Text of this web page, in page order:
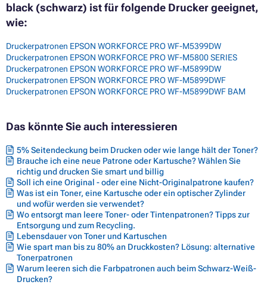
black (schwarz) ist für folgende Drucker geeignet,
wie:
Druckerpatronen EPSON WORKFORCE PRO WF-M5399DW
Druckerpatronen EPSON WORKFORCE PRO WF-M5800 SERIES
Druckerpatronen EPSON WORKFORCE PRO WF-M5899DW
Druckerpatronen EPSON WORKFORCE PRO WF-M5899DWF
Druckerpatronen EPSON WORKFORCE PRO WF-M5899DWF BAM
Das könnte Sie auch interessieren
5% Seitendeckung beim Drucken oder wie lange hält der Toner?
Brauche ich eine neue Patrone oder Kartusche? Wählen Sie
richtig und drucken Sie smart und billig
Soll ich eine Original - oder eine Nicht-Originalpatrone kaufen?
Was ist ein Toner, eine Kartusche oder ein optischer Zylinder
und wofür werden sie verwendet?
Wo entsorgt man leere Toner- oder Tintenpatronen? Tipps zur
Entsorgung und zum Recycling.
Lebensdauer von Toner und Kartuschen
Wie spart man bis zu 80% an Druckkosten? Lösung: alternative
Tonerpatronen
Warum leeren sich die Farbpatronen auch beim Schwarz-Weiß-
Drucken?